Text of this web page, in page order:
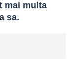
mai multa
sa.